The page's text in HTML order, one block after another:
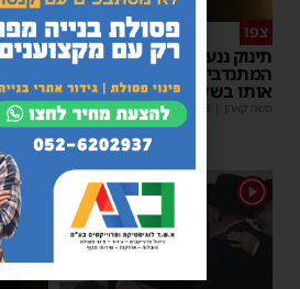
תינוק ננעל ברכב באשקלון –
המתנדבים האשדודים חילצו
אותו בשלום
משה קאהן |
11:53
איבוד
נסיעת
השמשה
ילדים
מנחם דויטש |